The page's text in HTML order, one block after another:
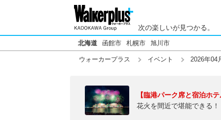
次の楽しいが見つかる。
北海道 函館市 札幌市 旭川市
ウォーカープラス イベント 2026年04
【臨港パーク席と宿泊ホ
花火を間近で堪能できる